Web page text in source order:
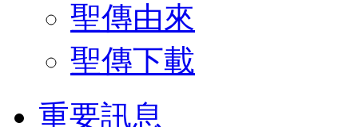
聖傳由來
聖傳下載
重要訊息